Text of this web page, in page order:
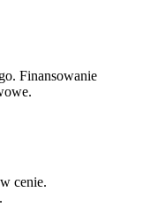
Finansowanie
cenie.